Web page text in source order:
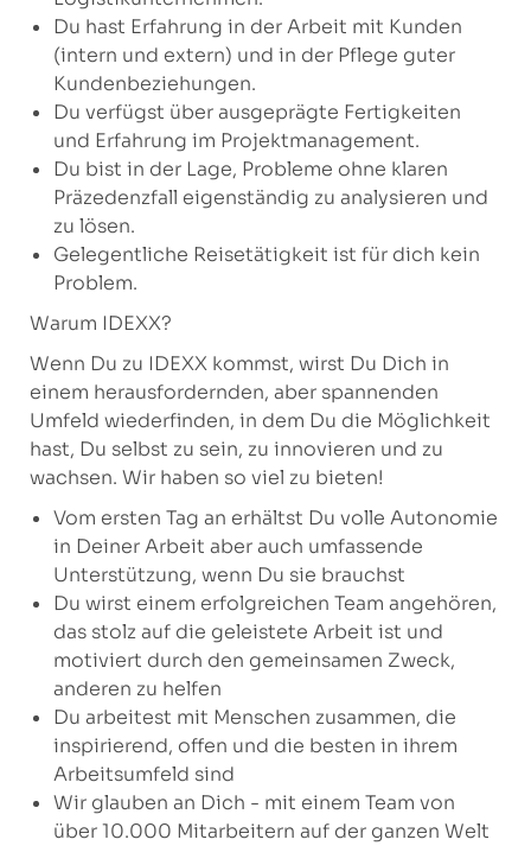
Du hast Erfahrung in der Arbeit mit Kunden
(intern und extern) und in der Pflege guter
Kundenbeziehungen.
Du verfügst über ausgeprägte Fertigkeiten
und Erfahrung im Projektmanagement.
Du bist in der Lage, Probleme ohne klaren
Präzedenzfall eigenständig zu analysieren und
zu lösen.
Gelegentliche Reisetätigkeit ist für dich kein
Problem.
Warum IDEXX?
Wenn Du zu IDEXX kommst, wirst Du Dich in
einem herausfordernden, aber spannenden
Umfeld wiederfinden, in dem Du die Möglichkeit
hast, Du selbst zu sein, zu innovieren und zu
wachsen. Wir haben so viel zu bieten!
Vom ersten Tag an erhältst Du volle Autonomie
in Deiner Arbeit aber auch umfassende
Unterstützung, wenn Du sie brauchst
Du wirst einem erfolgreichen Team angehören,
das stolz auf die geleistete Arbeit ist und
motiviert durch den gemeinsamen Zweck,
anderen zu helfen
Du arbeitest mit Menschen zusammen, die
inspirierend, offen und die besten in ihrem
Arbeitsumfeld sind
Wir glauben an Dich - mit einem Team von
über 10.000 Mitarbeitern auf der ganzen Welt